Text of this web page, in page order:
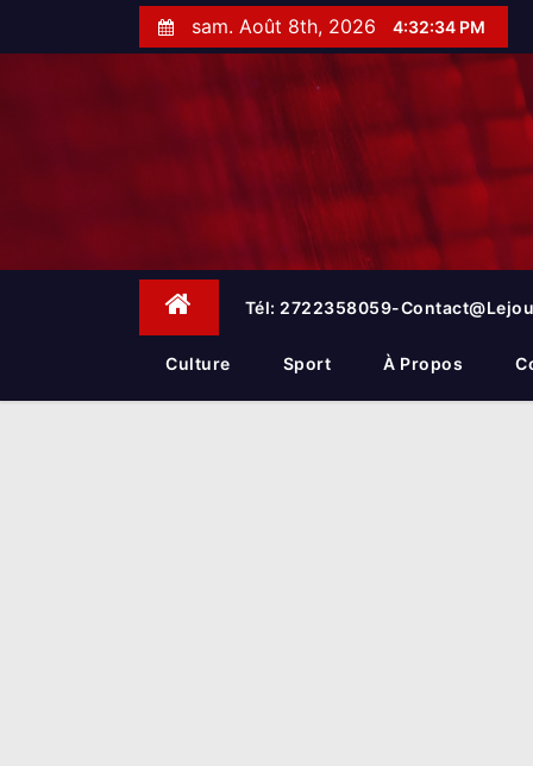
t
sam. Août 8th, 2026 4:32:34 PM
Tél: 2722358059-
Culture Sport À Propos